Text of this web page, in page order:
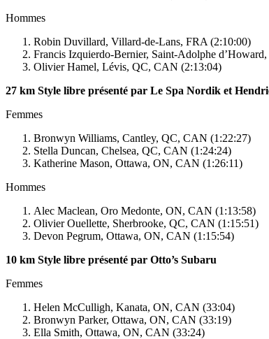
Hommes
Robin Duvillard, Villard-de-Lans, FRA (2:10:00)
Francis Izquierdo-Bernier, Saint-Adolphe
Olivier Hamel, Lévis, QC, CAN (2:13:04)
27 km Style libre présenté par Le Spa Nordik et
Femmes
Bronwyn Williams, Cantley, QC, CAN (1:22:27)
Stella Duncan, Chelsea, QC, CAN (1:24:24)
Katherine Mason, Ottawa, ON, CAN (1:26:11)
Hommes
Alec Maclean, Oro Medonte, ON, CAN (1:13:58)
Olivier Ouellette, Sherbrooke, QC, CAN (1:15:51)
Devon Pegrum, Ottawa, ON, CAN (1:15:54)
10 km Style libre présenté par Otto’s Subaru
Femmes
Helen McCulligh, Kanata, ON, CAN (33:04)
Bronwyn Parker, Ottawa, ON, CAN (33:19)
Ella Smith, Ottawa, ON, CAN (33:24)